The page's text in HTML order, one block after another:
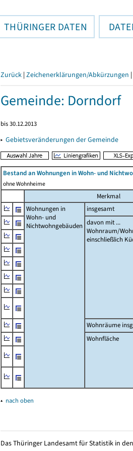
THÜRINGER DATEN
Zurück | Zeichenerklärungen/Abkürzungen |
Gemeinde: Dorndorf
bis 30.12.2013
▸ Gebietsveränderungen der Gemeinde
Bestand an Wohnungen in Wohn- und
ohne Wohnheime
Merkmal
Wohnungen in
Wohn- und
Nichtwohngebäuden
insgesamt
davon mit ...
Wohnraum/
einschließlich
Wohnräume
Wohnfläche
▴ nach oben
Das Thüringer Landesamt für Statistik in